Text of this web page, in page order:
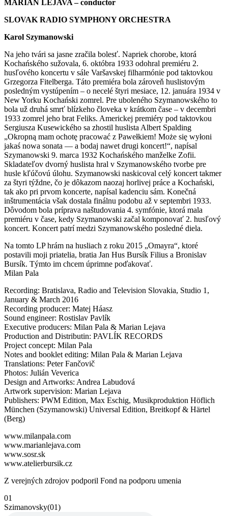
MARIAN LEJAVA – conductor
SLOVAK RADIO SYMPHONY ORCHESTRA
Karol Szymanowski
Na jeho tvári sa jasne zračila bolesť. Napriek chorobe, ktorá
Kochańského sužovala, 6. októbra 1933 odohral premiéru 2.
husľového koncertu v sále Varšavskej filharmónie pod taktovkou
Grzegorza Fitelberga. Táto premiéra bola zároveň huslistovým
posledným vystúpením – o necelé štyri mesiace, 12. januára 1934 v
New Yorku Kochański zomrel. Pre uboleného Szymanowského to
bola už druhá smrť blízkeho človeka v krátkom čase – v decembri
1933 zomrel jeho brat Feliks. Americkej premiéry pod taktovkou
Sergiusza Kusewického sa zhostil huslista Albert Spalding
„Okropną mam ochotę pracować z Pawełkiem! Może się wyłoni
jakaś nowa sonata — a bodaj nawet drugi koncert!“, napísal
Szymanowski 9. marca 1932 Kochańského manželke Zofii.
Skladateľov dvorný huslista hral v Szymanowského tvorbe pre
husle kľúčovú úlohu. Szymanowski naskicoval celý koncert takmer
za štyri týždne, čo je dôkazom naozaj horlivej práce a Kochański,
tak ako pri prvom koncerte, napísal kadenciu sám. Konečná
inštrumentácia však dostala finálnu podobu až v septembri 1933.
Dôvodom bola príprava naštudovania 4. symfónie, ktorá mala
premiéru v čase, kedy Szymanowski začal komponovať 2. husľový
koncert. Koncert patrí medzi Szymanowského posledné diela.
Na tomto LP hrám na husliach z roku 2015 „Omayra“, ktoré
postavili moji priatelia, bratia Jan Hus Bursík Filius a Bronislav
Bursík. Týmto im chcem úprimne poďakovať.
Milan Pala
Recording: Bratislava, Radio and Television Slovakia, Studio 1,
January & March 2016
Recording producer: Matej Háasz
Sound engineer: Rostislav Pavlík
Executive producers: Milan Pala & Marian Lejava
Production and Distributin: PAVLÍK RECORDS
Project concept: Milan Pala
Notes and booklet editing: Milan Pala & Marian Lejava
Translations: Peter Fančovič
Photos: Julián Veverica
Design and Artworks: Andrea Labudová
Artwork supervision: Marian Lejava
Publishers: PWM Edition, Max Eschig, Musikproduktion Höflich
München (Szymanowski) Universal Edition, Breitkopf & Härtel
(Berg)
www.milanpala.com
www.marianlejava.com
www.sosr.sk
www.atelierbursik.cz
Z verejných zdrojov podporil Fond na podporu umenia
01
Szimanovsky(01)